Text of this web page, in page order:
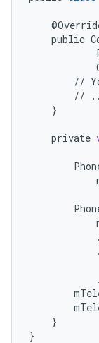
@
public
//
//
}
private
.
.
.
}
}